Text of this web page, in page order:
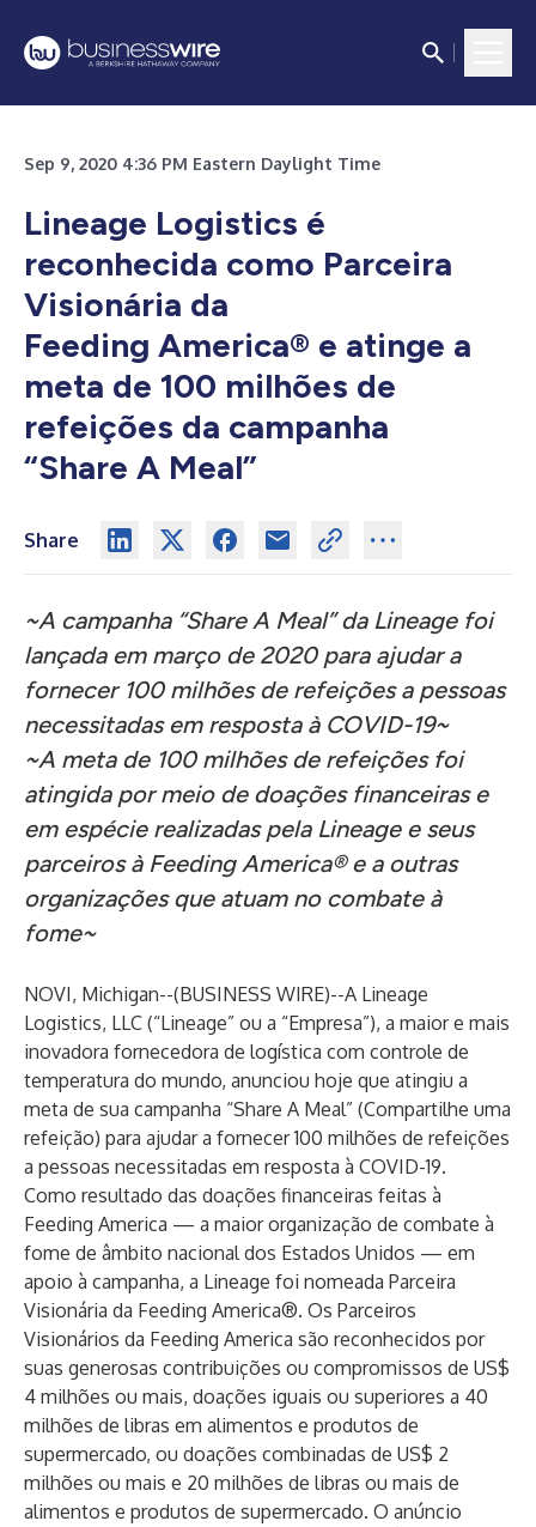
Sep 9, 2020 4:36 PM Eastern Daylight Time
Lineage Logistics é
reconhecida como Parceira
Visionária da
Feeding America® e atinge a
meta de 100 milhões de
refeições da campanha
“Share A Meal”
Share
~A campanha “Share A Meal” da Lineage foi
lançada em março de 2020 para ajudar a
fornecer 100 milhões de refeições a pessoas
necessitadas em resposta à COVID-19~
~A meta de 100 milhões de refeições foi
atingida por meio de doações financeiras e
em espécie realizadas pela Lineage e seus
parceiros à Feeding America® e a outras
organizações que atuam no combate à
fome~
NOVI, Michigan--(BUSINESS WIRE)--A Lineage
Logistics, LLC (“Lineage” ou a “Empresa”), a maior e mais
inovadora fornecedora de logística com controle de
temperatura do mundo, anunciou hoje que atingiu a
meta de sua campanha “Share A Meal” (Compartilhe uma
refeição) para ajudar a fornecer 100 milhões de refeições
a pessoas necessitadas em resposta à COVID-19.
Como resultado das doações financeiras feitas à
Feeding America — a maior organização de combate à
fome de âmbito nacional dos Estados Unidos — em
apoio à campanha, a Lineage foi nomeada Parceira
Visionária da Feeding America®. Os Parceiros
Visionários da Feeding America são reconhecidos por
suas generosas contribuições ou compromissos de US$
4 milhões ou mais, doações iguais ou superiores a 40
milhões de libras em alimentos e produtos de
supermercado, ou doações combinadas de US$ 2
milhões ou mais e 20 milhões de libras ou mais de
alimentos e produtos de supermercado. O anúncio